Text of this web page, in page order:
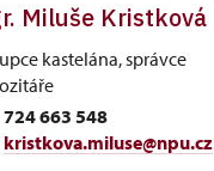
Miluše Kristková
kastelána, správce
724 663 548
kristkova.miluse@npu.cz